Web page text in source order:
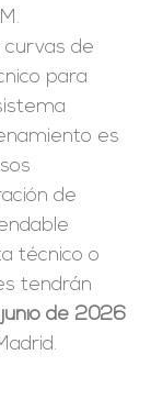
curvas de
para
es
de
técnico o
tendrán
junio de 2026